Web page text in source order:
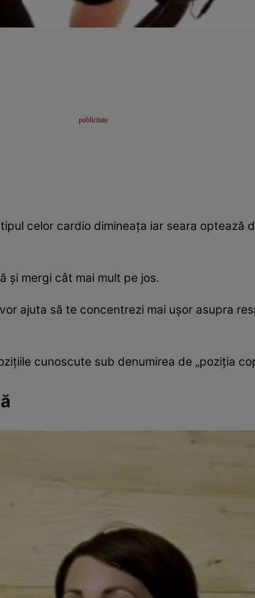
celor cardio dimineaţa iar seara optează
şi mergi cât mai mult pe jos.
ajuta să te concentrezi mai uşor asupra
cunoscute sub denumirea de „poziţia